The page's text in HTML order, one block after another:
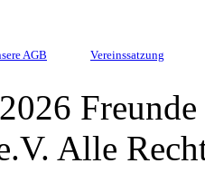
AGB Vereinssatzung
Alle